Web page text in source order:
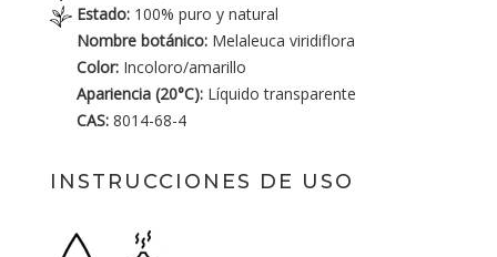
Estado: 100% puro y natural
Nombre botánico: Melaleuca viridiflora
Color: Incoloro/amarillo
Apariencia (20°C): Líquido transparente
CAS: 8014-68-4
INSTRUCCIONES DE USO